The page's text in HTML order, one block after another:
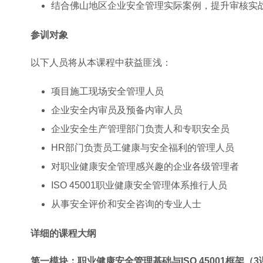
结合佛山地区企业安全管理实际案例，提升审核实
参训对象
以下人员将从本课程中获益匪浅：
项目施工现场安全管理人员
企业安全内审员及预备内审人员
企业安全生产管理部门负责人和专职安全员
HR部门负责员工健康与安全福利的管理人员
对职业健康安全管理感兴趣的企业各级管理者
ISO 45001职业健康安全管理体系推行人员
从事安全评价和安全咨询的专业人士
详细的课程大纲
第一模块：职业健康安全管理基础与ISO 45001框架（3